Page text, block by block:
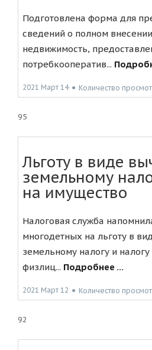
Подготовлена форма для
сведений о полном
недвижимость,
потребкооператив...
2021 Март 14 ● Количество
95
Льготу в виде
земельному
на имущество
Налоговая служба
многодетных на льготу в
земельному налогу и
физлиц... Подробнее ...
2021 Март 12 ● Количество
92